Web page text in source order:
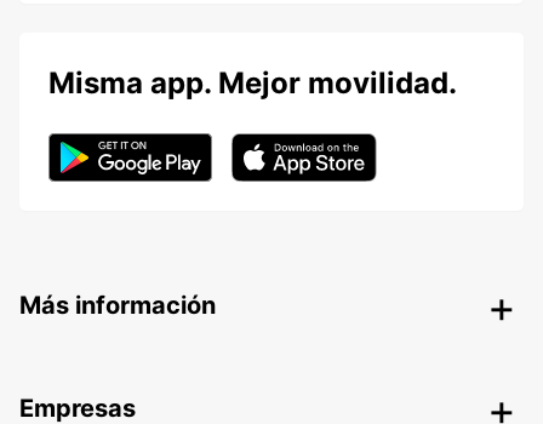
Misma app. Mejor movilidad.
Más información
Empresas